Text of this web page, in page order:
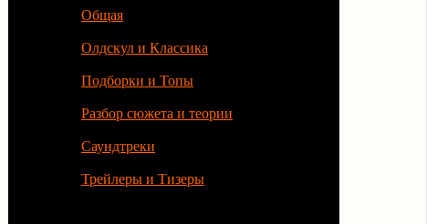
Общая
Олдскул и Классика
Подборки и Топы
Разбор сюжета и теории
Саундтреки
Трейлеры и Тизеры